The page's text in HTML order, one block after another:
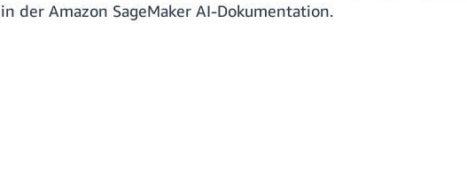
in der Amazon SageMaker AI-Dokumentation.